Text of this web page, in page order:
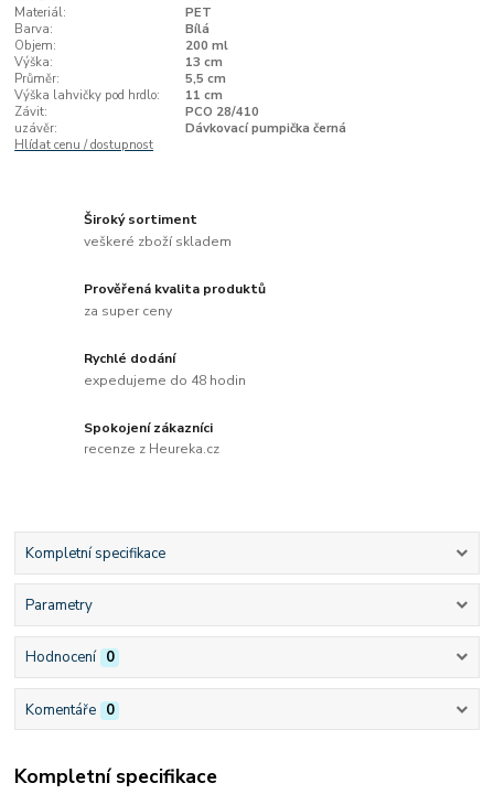
Materiál:
PET
Barva:
Bílá
Objem:
200 ml
Výška:
13 cm
Průměr:
5,5 cm
Výška lahvičky pod hrdlo:
11 cm
Závit:
PCO 28/410
uzávěr:
Dávkovací pumpička černá
Hlídat cenu / dostupnost
Široký sortiment
veškeré zboží skladem
Prověřená kvalita produktů
za super ceny
Rychlé dodání
expedujeme do 48 hodin
Spokojení zákazníci
recenze z Heureka.cz
Kompletní specifikace
Parametry
Hodnocení 0
Komentáře 0
Kompletní specifikace